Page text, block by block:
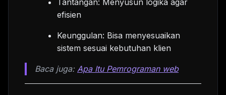
efisien
Keunggulan: Bisa menyesuaikan
sistem sesuai kebutuhan klien
Baca juga: Apa Itu Pemrograman web